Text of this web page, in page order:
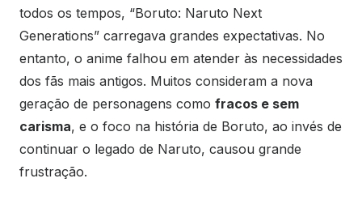
todos os tempos, “Boruto: Naruto Next
Generations” carregava grandes expectativas. No
entanto, o anime falhou em atender às necessidades
dos fãs mais antigos. Muitos consideram a nova
geração de personagens como fracos e sem
carisma, e o foco na história de Boruto, ao invés de
continuar o legado de Naruto, causou grande
frustração.